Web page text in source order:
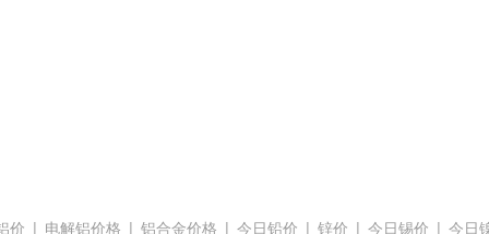
价 | 电解铝价格 | 铝合金价格 | 今日铅价 | 锌价 | 今日锡价 | 今日